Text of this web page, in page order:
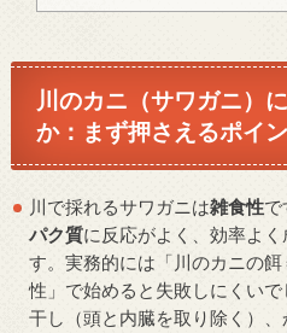
川のカニ（サワガニ）
か：まず押さえるポイ
川で採れるサワガニは雑食性で
パク質に反応がよく、効率よ
す。実務的には「川のカニの
性」で始めると失敗しにくい
干し（頭と内臓を取り除く）